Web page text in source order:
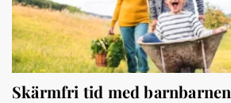
Skärmfri tid med barnbarnen